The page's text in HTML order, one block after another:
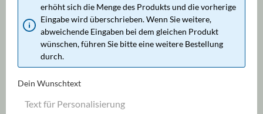
erhöht sich die Menge des Produkts und die vorherige
Eingabe wird überschrieben. Wenn Sie weitere,
abweichende Eingaben bei dem gleichen Produkt
wünschen, führen Sie bitte eine weitere Bestellung
durch.
Dein Wunschtext